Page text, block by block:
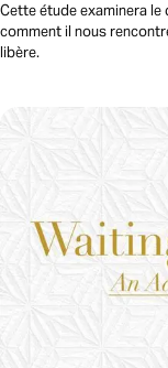
Cette étude examinera le
comment il nous
libère.